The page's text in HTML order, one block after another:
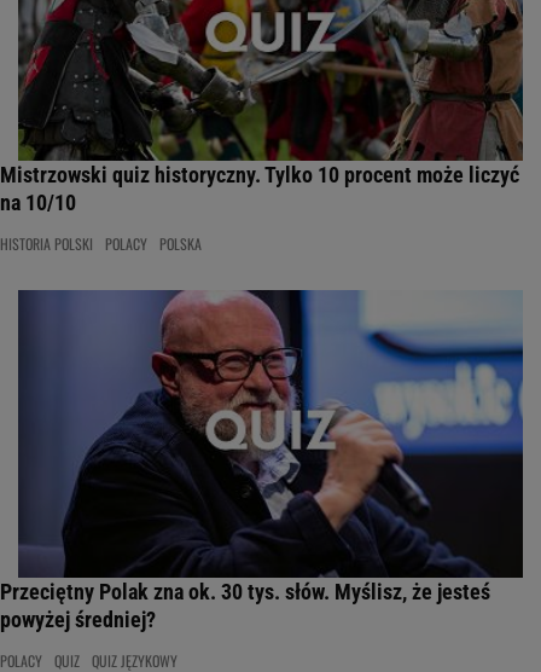
Mistrzowski quiz historyczny. Tylko 10 procent może liczyć
na 10/10
HISTORIA POLSKI POLACY POLSKA
Przeciętny Polak zna ok. 30 tys. słów. Myślisz, że jesteś
powyżej średniej?
POLACY QUIZ QUIZ JĘZYKOWY